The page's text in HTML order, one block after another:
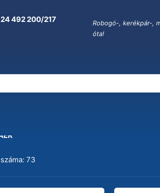
492 200/217
Robogó-, kerékpár-,
óta!
73